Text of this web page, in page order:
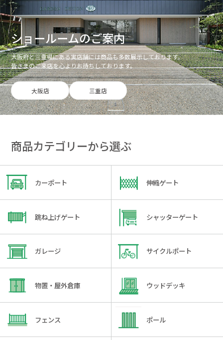
ショールームのご案内
大阪府と三重県にある実店舗には商品も多数展示しております。
皆さまのご来店を心よりお待ちしております。
大阪店 三重店
商品カテゴリーから選ぶ
カーポート 伸縮ゲート
跳ね上げゲート シャッターゲート
ガレージ サイクルポート
物置・屋外倉庫 ウッドデッキ
フェンス ポール